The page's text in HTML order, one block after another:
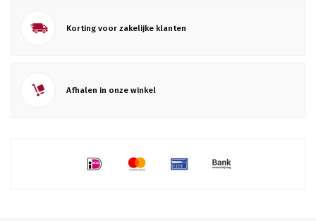
Korting voor zakelijke klanten
Afhalen in onze winkel